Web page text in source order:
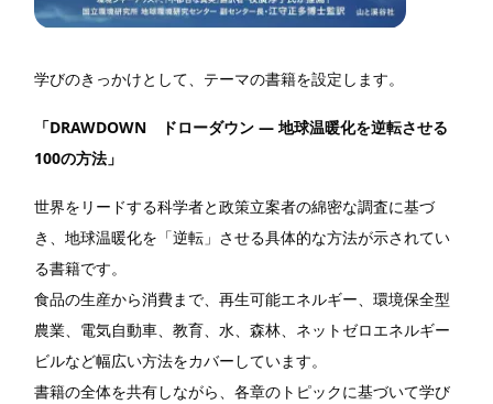
学びのきっかけとして、テーマの書籍を設定します。
「DRAWDOWN ドローダウン ― 地球温暖化を逆転させる
100の方法」
世界をリードする科学者と政策立案者の綿密な調査に基づ
き、地球温暖化を「逆転」させる具体的な方法が示されてい
る書籍です。
食品の生産から消費まで、再生可能エネルギー、環境保全型
農業、電気自動車、教育、水、森林、ネットゼロエネルギー
ビルなど幅広い方法をカバーしています。
書籍の全体を共有しながら、各章のトピックに基づいて学び